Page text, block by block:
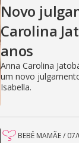
Novo
Carolina
anos
Anna Carolina
um novo
Isabella.
BEBÊ MAMÃE/